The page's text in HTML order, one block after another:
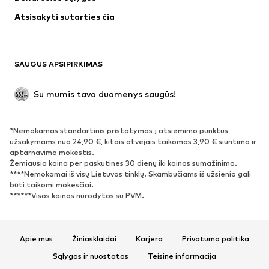
Apatiniai
Paltai
Proginiai
Išskirtiniai
BATAI
Naujienos
Sportbačiai
Aulinukai
Batai su kulniukais
Auliniai batai
Įsispiriami bateliai
Šlepetės
Atsisakyti sutarties čia
SAUGUS APSIPIRKIMAS
Su mumis tavo duomenys saugūs!
*Nemokamas standartinis pristatymas į atsiėmimo punktus
užsakymams nuo 24,90 €, kitais atvejais taikomas 3,90 € siuntimo ir
aptarnavimo mokestis.
Žemiausia kaina per paskutines 30 dienų iki kainos sumažinimo.
****Nemokamai iš visų Lietuvos tinklų. Skambučiams iš užsienio gali
būti taikomi mokesčiai.
******Visos kainos nurodytos su PVM.
Apie mus Žiniasklaidai Karjera
Privatumo politika
Sąlygos ir nuostatos
Teisinė informacija